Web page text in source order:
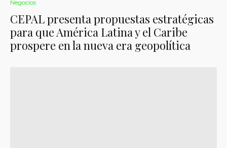
Negocios
CEPAL presenta propuestas estratégicas
para que América Latina y el Caribe
prospere en la nueva era geopolítica